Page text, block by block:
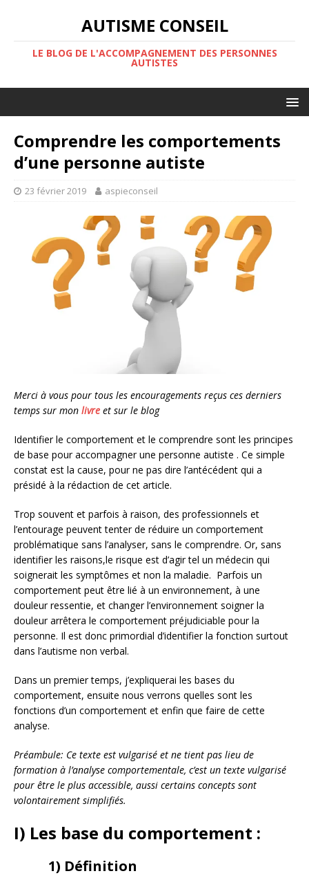
AUTISME CONSEIL
LE BLOG DE L'ACCOMPAGNEMENT DES PERSONNES
AUTISTES
Comprendre les comportements
d’une personne autiste
23 février 2019 aspieconseil
Merci à vous pour tous les encouragements reçus ces derniers
temps sur mon livre et sur le blog
Identifier le comportement et le comprendre sont les principes
de base pour accompagner une personne autiste . Ce simple
constat est la cause, pour ne pas dire l’antécédent qui a
présidé à la rédaction de cet article.
Trop souvent et parfois à raison, des professionnels et
l’entourage peuvent tenter de réduire un comportement
problématique sans l’analyser, sans le comprendre. Or, sans
identifier les raisons,le risque est d’agir tel un médecin qui
soignerait les symptômes et non la maladie. Parfois un
comportement peut être lié à un environnement, à une
douleur ressentie, et changer l’environnement soigner la
douleur arrêtera le comportement préjudiciable pour la
personne. Il est donc primordial d’identifier la fonction surtout
dans l’autisme non verbal.
Dans un premier temps, j’expliquerai les bases du
comportement, ensuite nous verrons quelles sont les
fonctions d’un comportement et enfin que faire de cette
analyse.
Préambule: Ce texte est vulgarisé et ne tient pas lieu de
formation à l’analyse comportementale, c’est un texte vulgarisé
pour être le plus accessible, aussi certains concepts sont
volontairement simplifiés.
I) Les base du comportement :
1) Définition